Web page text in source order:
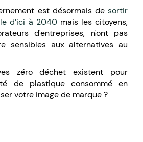
est désormais de sortir
d’ici à 2040mais les citoyens,
d'entreprises, n'ont pas
sensibles aux alternatives au
zéro déchet existent pour
de plastique consommé en
votre image de marque ?